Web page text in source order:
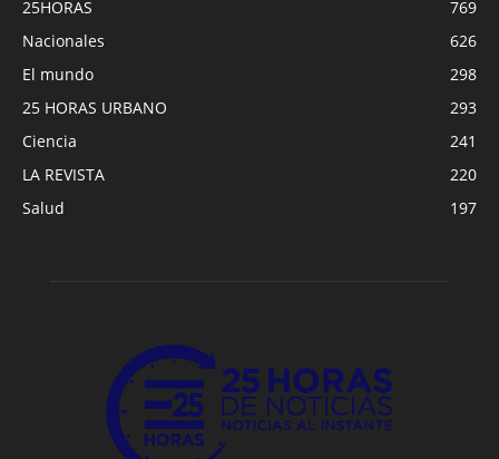
25HORAS
769
Nacionales
626
El mundo
298
25 HORAS URBANO
293
Ciencia
241
LA REVISTA
220
Salud
197